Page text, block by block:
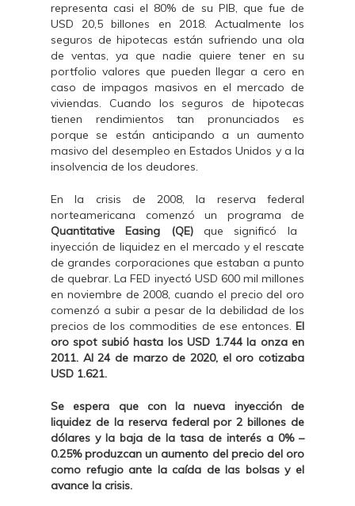
representa casi el 80% de su PIB, que fue de
USD 20,5 billones en 2018. Actualmente los
seguros de hipotecas están sufriendo una ola
de ventas, ya que nadie quiere tener en su
portfolio valores que pueden llegar a cero en
caso de impagos masivos en el mercado de
viviendas. Cuando los seguros de hipotecas
tienen rendimientos tan pronunciados es
porque se están anticipando a un aumento
masivo del desempleo en Estados Unidos y a la
insolvencia de los deudores.
En la crisis de 2008, la reserva federal
norteamericana comenzó un programa de
Quantitative Easing (QE)que significó la
inyección de liquidez en el mercado y el rescate
de grandes corporaciones que estaban a punto
de quebrar. La FED inyectó USD 600 mil millones
en noviembre de 2008, cuando el precio del oro
comenzó a subir a pesar de la debilidad de los
precios de los commodities de ese entonces. El
oro spot subió hasta los USD 1.744 la onza en
2011. Al 24 de marzo de 2020, el oro cotizaba
USD 1.621.
Se espera que con la nueva inyección de
liquidez de la reserva federal por 2 billones de
dólares y la baja de la tasa de interés a 0% –
0.25% produzcan un aumento del precio del oro
como refugio ante la caída de las bolsas y el
avance la crisis.